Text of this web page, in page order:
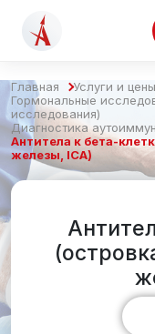
Главная Услуги и цены
Гормональные
исследования)
Диагностика
Антитела к бета-
железы, IСA)